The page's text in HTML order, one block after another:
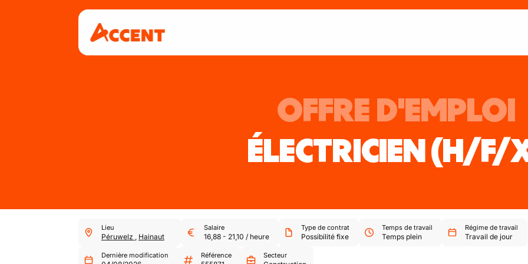
OFFRE D'EMPLOI
ÉLECTRICIEN(H/F/
Lieu
Péruwelz , Hainaut
Salaire
16,88- 21,10 / heure
Type de contrat
Possibilité fixe
Temps de travail
Temps plein
Régime de travail
Travail de jour
Dernière modification Référence Secteur